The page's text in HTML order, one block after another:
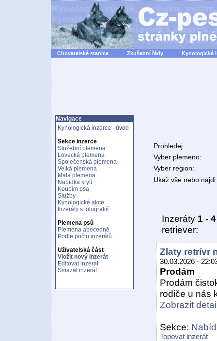
Chovatelské stanice Zkušební řády Kynologická
Navigace
Kynologická inzerce - úvod
Sekce inzerce
Služební plemena
Lovecká plemena
Společenská plemena
Velká plemena
Malá plemena
Nabídka krytí
Koupím psa
Služby
Kynologické akce
Inzeráty s fotografiíí
Plemena psů
Plemena abecedně
Podle počtu inzerátů
Uživatelská část
Vložit nový inzerát
Editovat inzerát
Smazat inzerát
Prohledej:
Vyber plemeno:
Vyber region:
Ukaž vše nebo
Inzeráty 1 - 4
retriever:
Zlaty retrívr
30.03.2026 -
Prodám
Prodám
rodiče u nás
Zobrazit
Sekce:
Topovat inzerát